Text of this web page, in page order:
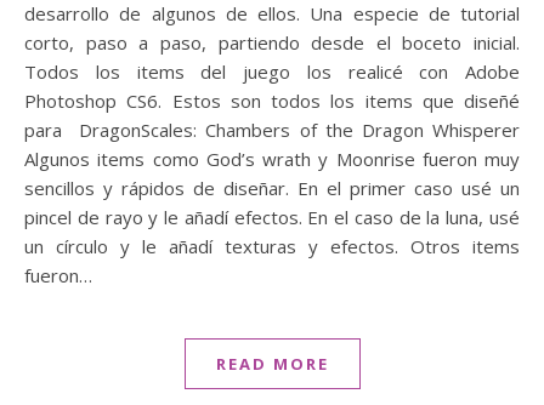
desarrollo de algunos de ellos. Una especie de tutorial
corto, paso a paso, partiendo desde el boceto inicial.
Todos los items del juego los realicé con Adobe
Photoshop CS6. Estos son todos los items que diseñé
para DragonScales: Chambers of the Dragon Whisperer
Algunos items como God’s wrath y Moonrise fueron muy
sencillos y rápidos de diseñar. En el primer caso usé un
pincel de rayo y le añadí efectos. En el caso de la luna, usé
un círculo y le añadí texturas y efectos. Otros items
fueron…
READ MORE